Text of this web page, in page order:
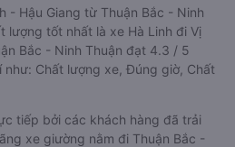
- Hậu Giang từ Thuận Bắc - Ninh
lượng tốt nhất là xe Hà Linh đi Vị
Bắc - Ninh Thuận đạt 4.3 / 5
Chất lượng xe, Đúng giờ, Chất
tiếp bởi các khách hàng đã trải
xe giường nằm đi Thuận Bắc -